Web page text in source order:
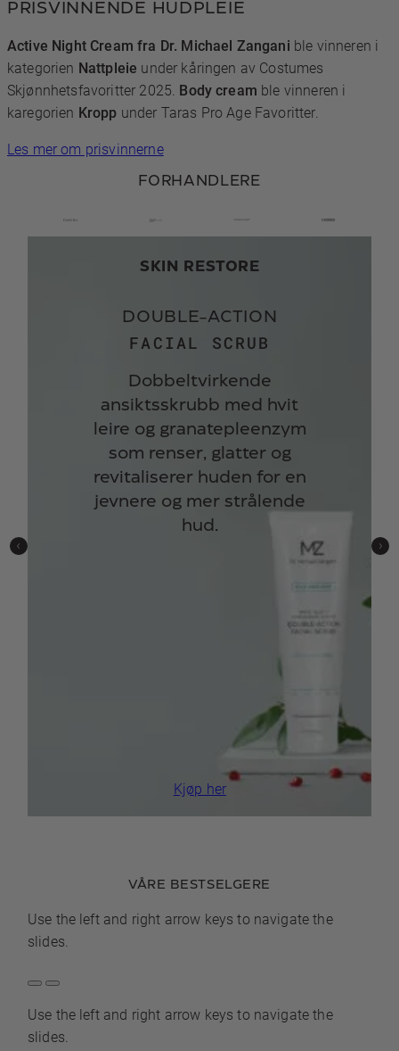
PRISVINNENDE HUDPLEIE
Active Night Cream fra Dr. Michael Zangani ble vinneren i
kategorien Nattpleie under kåringen av Costumes
Skjønnhetsfavoritter 2025. Body cream ble vinneren i
karegorien Kropp under Taras Pro Age Favoritter.
Les mer om prisvinnerne
FORHANDLERE
SKIN RESTORE
DOUBLE-ACTION
FACIAL SCRUB
Dobbeltvirkende
ansiktsskrubb med hvit
leire og granatepleenzym
som renser, glatter og
revitaliserer huden for en
jevnere og mer strålende
hud.
Kjøp her
VÅRE BESTSELGERE
Use the left and right arrow keys to navigate the
slides.
Use the left and right arrow keys to navigate the
slides.